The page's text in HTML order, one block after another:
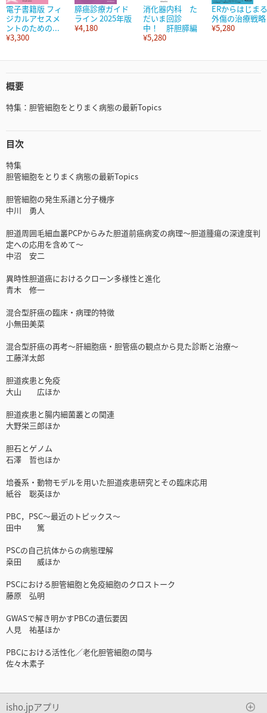
電子書籍版 フィ
ジカルアセスメ
ントのための...
¥3,300
膵癌診療ガイド
ライン 2025年版
¥4,180
消化器内科 た
だいま回診
中！ 肝胆膵編
¥5,280
ERからはじまる
外傷の治療戦略
¥5,280
概要
特集：胆管細胞をとりまく病態の最新Topics
目次
特集
胆管細胞をとりまく病態の最新Topics
胆管細胞の発生系譜と分子機序
中川 勇人
胆道周囲毛細血叢PCPからみた胆道前癌病変の病理～胆道腫瘍の深達度判
定への応用を含めて～
中沼 安二
異時性胆道癌におけるクローン多様性と進化
青木 修一
混合型肝癌の臨床・病理的特徴
小無田美菜
混合型肝癌の再考～肝細胞癌・胆管癌の観点から見た診断と治療～
工藤洋太郎
胆道疾患と免疫
大山 広ほか
胆道疾患と腸内細菌叢との関連
大野栄三郎ほか
胆石とゲノム
石澤 哲也ほか
培養系・動物モデルを用いた胆道疾患研究とその臨床応用
紙谷 聡英ほか
PBC，PSC～最近のトピックス～
田中 篤
PSCの自己抗体からの病態理解
桒田 威ほか
PSCにおける胆管細胞と免疫細胞のクロストーク
藤原 弘明
GWASで解き明かすPBCの遺伝要因
人見 祐基ほか
PBCにおける活性化／老化胆管細胞の関与
佐々木素子
isho.jpアプリ